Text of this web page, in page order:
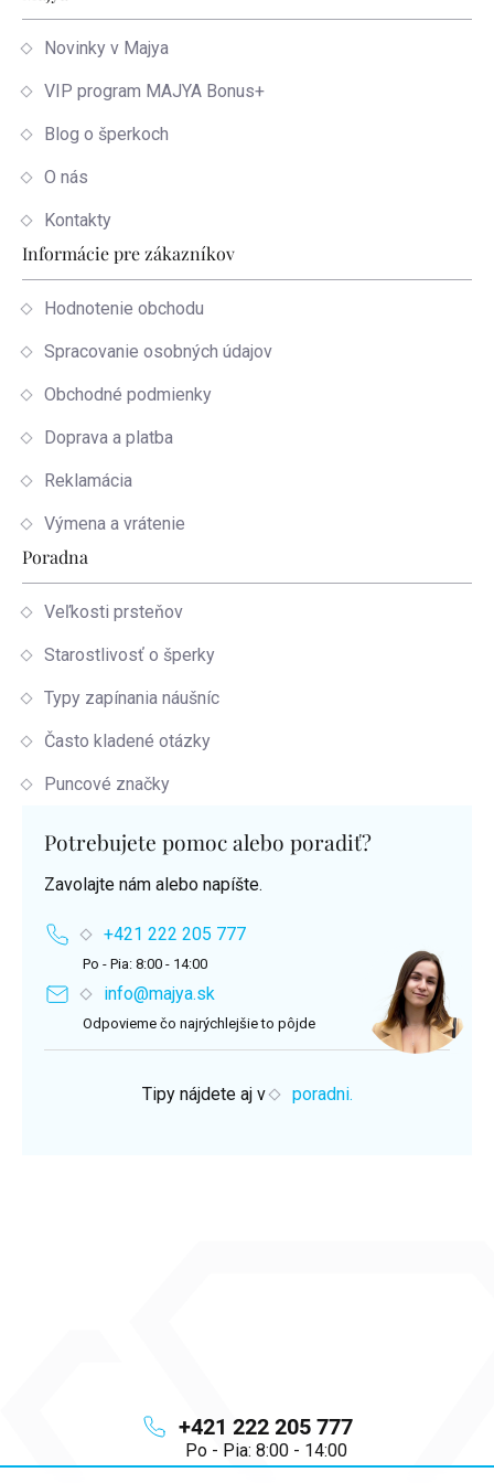
+421 222 205 777
Po - Pia: 8:00 - 14:00
Novinky v Majya
VIP program MAJYA Bonus+
Blog o šperkoch
O nás
Kontakty
Informácie pre zákazníkov
Hodnotenie obchodu
Spracovanie osobných údajov
Obchodné podmienky
Doprava a platba
Reklamácia
Výmena a vrátenie
Poradna
Veľkosti prsteňov
Starostlivosť o šperky
Typy zapínania náušníc
Často kladené otázky
Puncové značky
Potrebujete pomoc alebo poradiť?
Zavolajte nám alebo napíšte.
+421 222 205 777
Po - Pia: 8:00 - 14:00
info@majya.sk
Odpovieme čo najrýchlejšie to pôjde
Tipy nájdete aj v poradni.